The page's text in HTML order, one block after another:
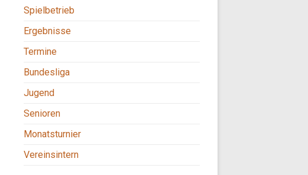
Spielbetrieb
Ergebnisse
Termine
Bundesliga
Jugend
Senioren
Monatsturnier
Vereinsintern